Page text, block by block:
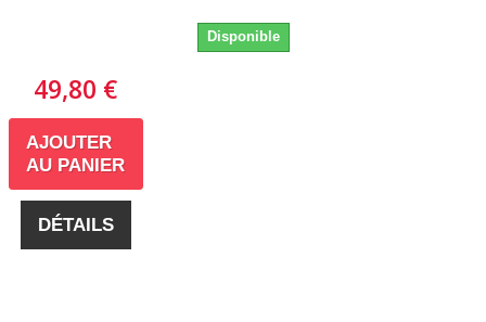
Disponible
49,80 €
AJOUTER
AU PANIER
DÉTAILS